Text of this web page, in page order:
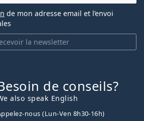
la newsletter
de mon adresse email et l’envoi
de conseils?
also speak English
nous (Lun-Ven 8h30-16h)